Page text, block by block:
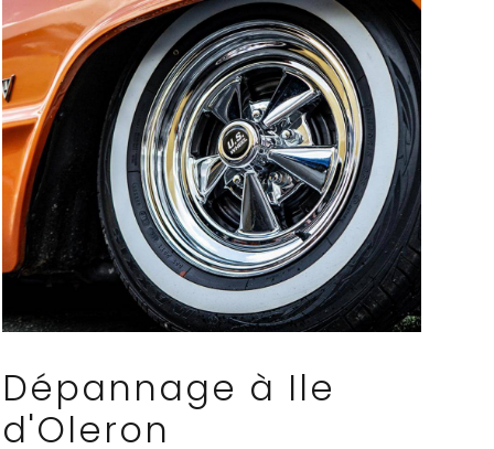
Dépannage à Ile
d'Oleron